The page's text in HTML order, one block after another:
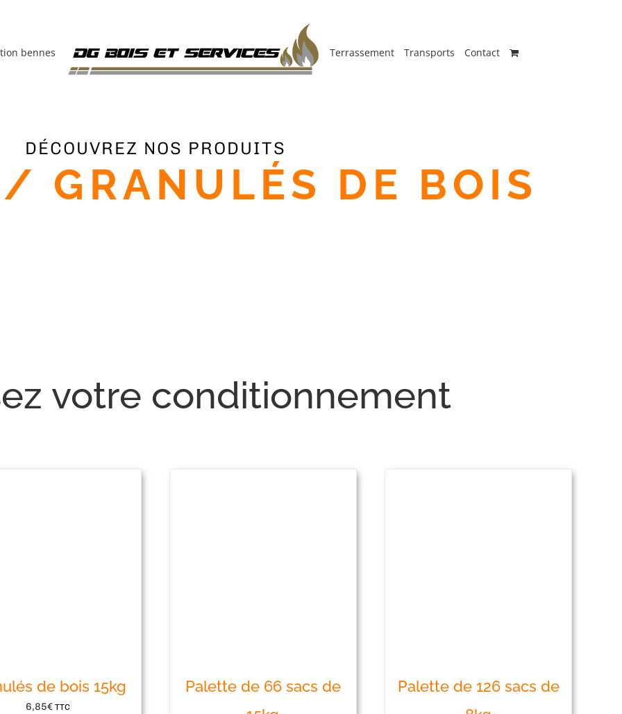
bennes Terrassement Transports Contact
DÉCOUVREZ NOS PRODUITS
GRANULÉS DE BOIS
votre conditionnement
de bois 15kg
6,85€ TTC
Palette de 66 sacs de
Palette de 126 sacs de